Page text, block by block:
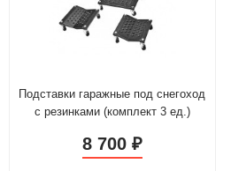
Подставки гаражные под снегоход
с резинками (комплект 3 ед.)
8 700 ₽